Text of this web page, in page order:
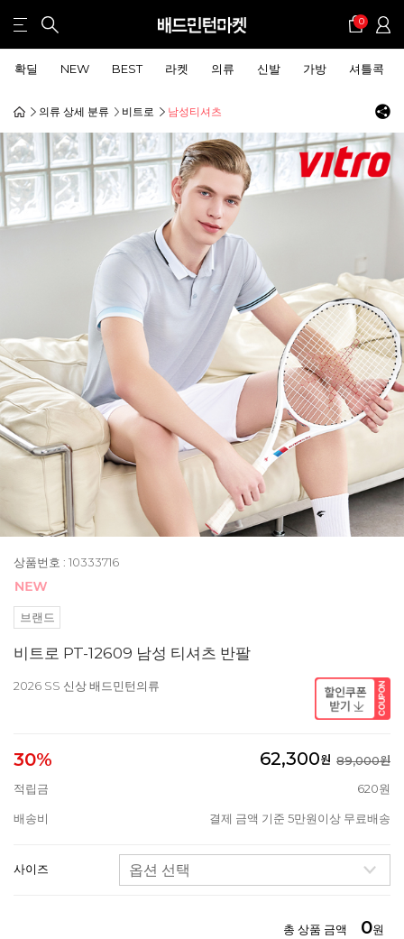
0
확딜 NEW BEST 라켓 의류 신발 가방 셔틀콕
의류 상세 분류 비트로 남성티셔츠
상품번호 : 10333716
브랜드
비트로 PT-12609 남성 티셔츠 반팔
2026 SS 신상 배드민턴의류
30% 62,300원 89,000원
적립금
620원
배송비 결제 금액 기준 5만원이상 무료배송
사이즈
총 상품 금액 0원